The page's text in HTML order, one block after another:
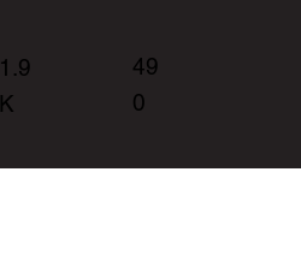
1.9
K
49
0